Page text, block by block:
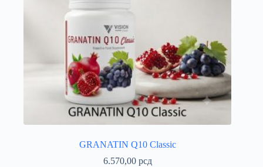
GRANATIN Q10 Classic
6.570,00 рсд